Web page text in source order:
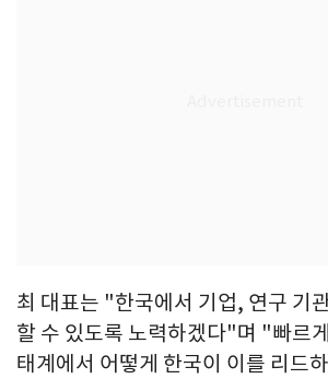
최 대표는 "한국에서 기업, 연구 기
할 수 있도록 노력하겠다"며 "빠르
태계에서 어떻게 한국이 이를 리드